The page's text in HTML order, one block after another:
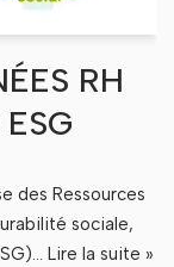
RH
des Ressources
sociale,
Lire la suite »